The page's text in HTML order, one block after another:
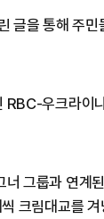
글을 통해 주
RBC-우크라이
너 그룹과 연계
크림대교를